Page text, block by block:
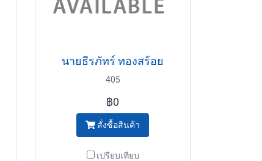
นายธีรภัทร์ ทองสร้อย
405
฿0
สั่งซื้อสินค้า
เปรียบเทียบ